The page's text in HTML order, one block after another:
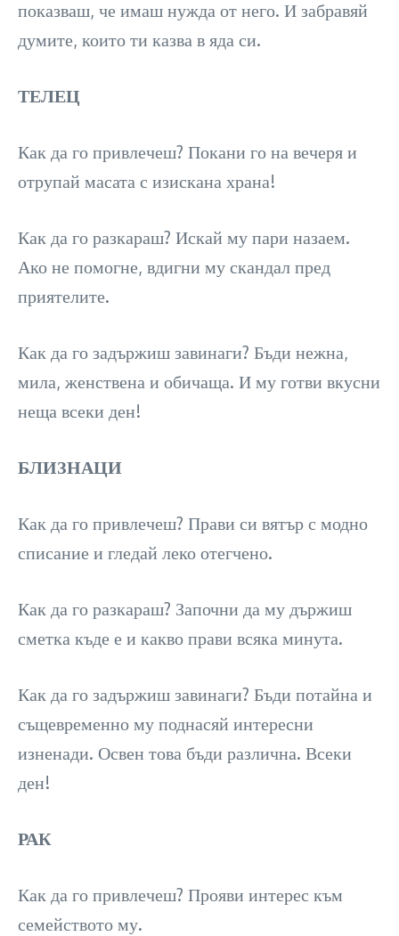
показваш, че имаш нужда от него. И забравяй
думите, които ти казва в яда си.
ТЕЛЕЦ
Как да го привлечеш? Покани го на вечеря и
отрупай масата с изискана храна!
Как да го разкараш? Искай му пари назаем.
Ако не помогне, вдигни му скандал пред
приятелите.
Как да го задържиш завинаги? Бъди нежна,
мила, женствена и обичаща. И му готви вкусни
неща всеки ден!
БЛИЗНАЦИ
Как да го привлечеш? Прави си вятър с модно
списание и гледай леко отегчено.
Как да го разкараш? Започни да му държиш
сметка къде е и какво прави всяка минута.
Как да го задържиш завинаги? Бъди потайна и
същевременно му поднасяй интересни
изненади. Освен това бъди различна. Всеки
ден!
РАК
Как да го привлечеш? Прояви интерес към
семейството му.